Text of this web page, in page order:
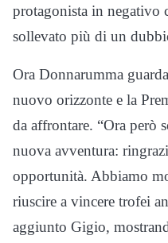
protagonista in negativo
sollevato più di un
Ora Donnarumma
nuovo orizzonte e la
da affrontare. “Ora però
nuova avventura:
opportunità. Abbiamo
riuscire a vincere trofei
aggiunto Gigio,